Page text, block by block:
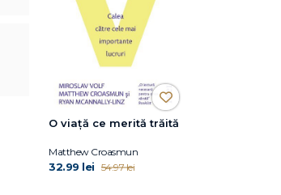
O viaţă ce merită trăită
Matthew Croasmun
32.99 lei 54.97 lei